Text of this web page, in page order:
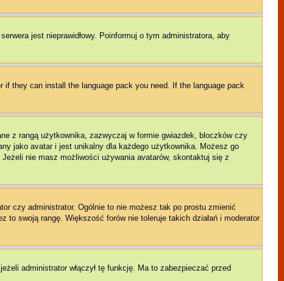
jest nieprawidłowy. Poinformuj o tym administratora, aby
if they can install the language pack you need. If the language pack
z rangą użytkownika, zazwyczaj w formie gwiazdek, bloczków czy
jako avatar i jest unikalny dla każdego użytkownika. Możesz go
nie masz możliwości używania avatarów, skontaktuj się z
czy administrator. Ogólnie to nie możesz tak po prostu zmienić
swoją rangę. Większość forów nie toleruje takich działań i moderator
administrator włączył tę funkcję. Ma to zabezpieczać przed